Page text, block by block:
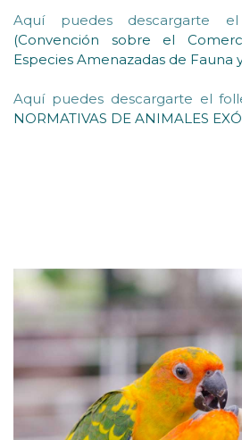
Aquí puedes descargarte
(Convención sobre el
Especies Amenazadas de Fauna
Aquí puedes descargarte el
NORMATIVAS DE ANIMALES